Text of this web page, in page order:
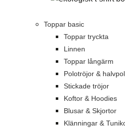
Toppar basic
Toppar tryckta
Linnen
Toppar långärm
Polotröjor &
Stickade tröjor
Koftor & Hoodies
Blusar & Skjortor
Klänningar &